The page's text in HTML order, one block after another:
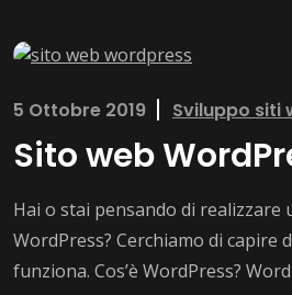
5 Ottobre 2019 Sviluppo siti
Sito web
Hai o stai pensando di realizzare
WordPress? Cerchiamo di capire
funziona. Cos’è WordPress?